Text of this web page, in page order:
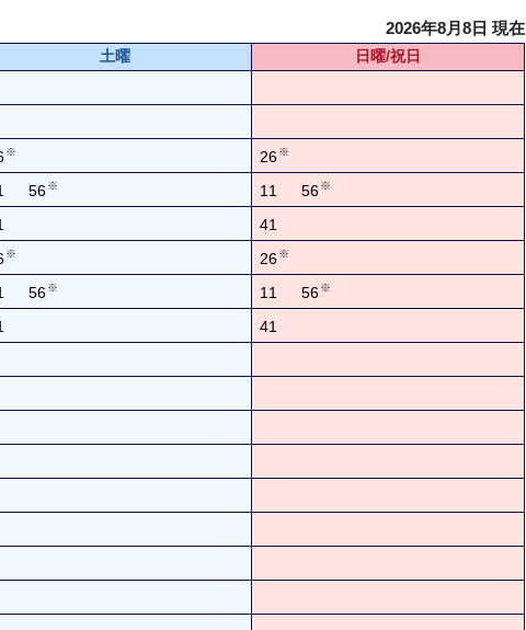
2026年8月8日 現在
土曜
日曜/祝日
※ 26※
56※ 11 56※
41
※ 26※
56※ 11 56※
41